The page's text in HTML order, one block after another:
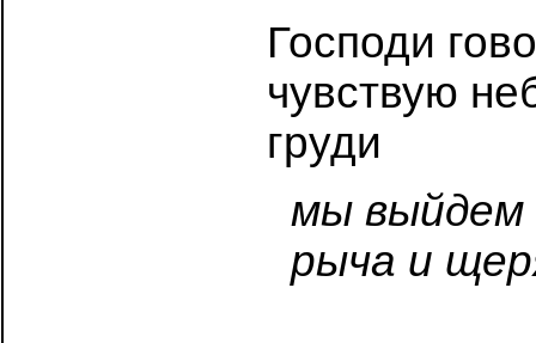
Господи
чувствую
груди
мы выйдем
рыча и